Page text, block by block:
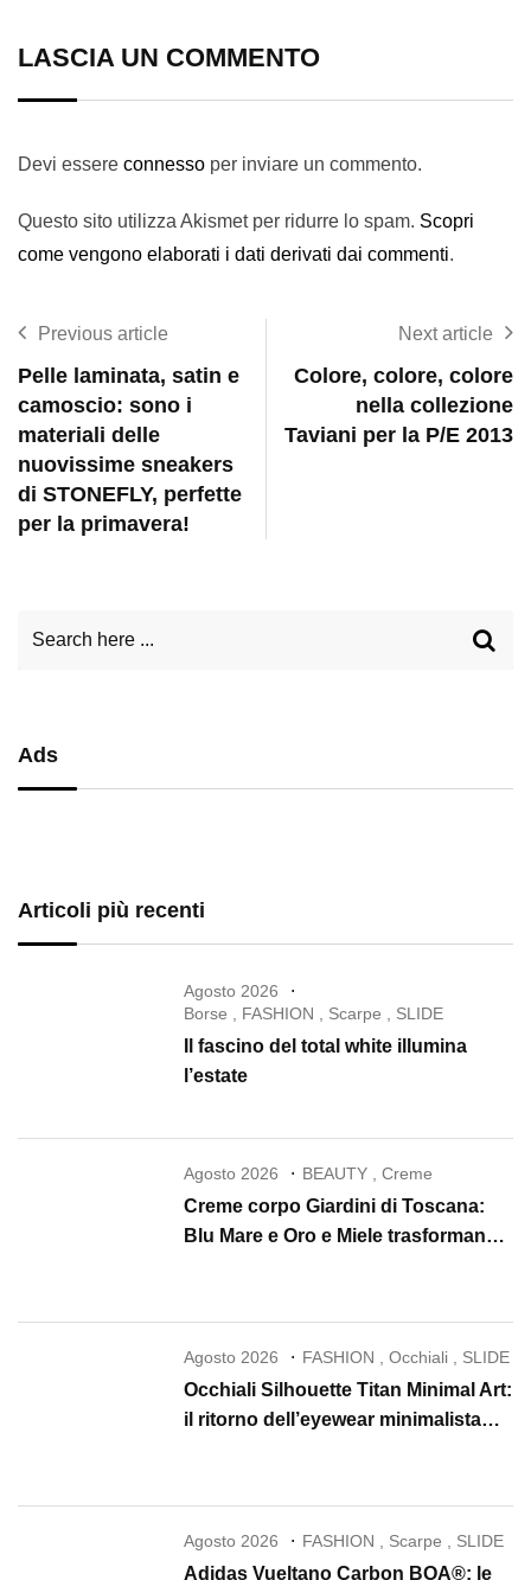
LASCIA UN COMMENTO
Devi essere connesso per inviare un commento.
Questo sito utilizza Akismet per ridurre lo spam. Scopri
come vengono elaborati i dati derivati dai commenti.
Previous article
Pelle laminata, satin e
camoscio: sono i
materiali delle
nuovissime sneakers
di STONEFLY, perfette
per la primavera!
Next article
Colore, colore, colore
nella collezione
Taviani per la P/E 2013
Ads
Articoli più recenti
Agosto 2026
Borse
FASHION Scarpe SLIDE
Il fascino del total white illumina
l’estate
Agosto 2026 BEAUTY ,Creme
Creme corpo Giardini di Toscana:
Blu Mare e Oro e Miele trasformano
Agosto 2026 FASHION ,Occhiali SLIDE
Occhiali Silhouette Titan Minimal Art:
il ritorno dell’eyewear minimalista
Agosto 2026 FASHION Scarpe SLIDE
Adidas Vueltano Carbon BOA®: le